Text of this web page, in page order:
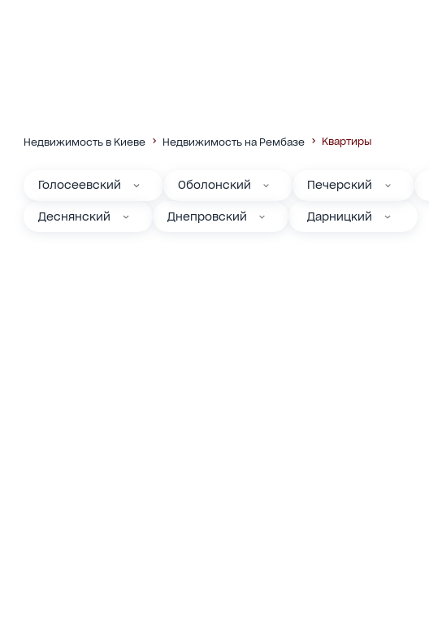
Недвижимость в Киеве Недвижимость на Рембазе Квартиры
Голосеевский Оболонский Печерский
Деснянский Днепровский Дарницкий